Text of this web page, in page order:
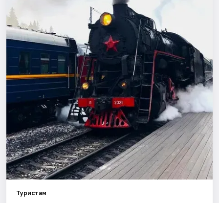
Города
Площадки
Артисты
Рейтинги
Туристам